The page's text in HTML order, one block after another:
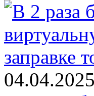
04.04.2025